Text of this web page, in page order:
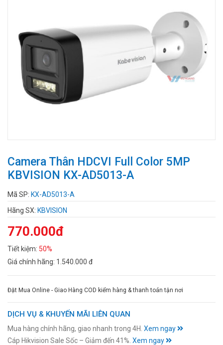
Camera Thân HDCVI Full Color 5MP
KBVISION KX-AD5013-A
Mã SP: KX-AD5013-A
Hãng SX: KBVISION
770.000đ
Tiết kiệm: 50%
Giá chính hãng: 1.540.000 đ
Đặt Mua Online - Giao Hàng COD kiểm hàng & thanh toán tận nơi
DỊCH VỤ & KHUYẾN MÃI LIÊN QUAN
Mua hàng chính hãng, giao nhanh trong 4H. Xem ngay
Cáp Hikvision Sale Sốc – Giảm đến 41%. Xem ngay